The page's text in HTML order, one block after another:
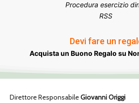
Procedura esercizio
RSS
Devi fare un
Acquista un Buono Regalo su
Direttore ResponsabileGiovanni Origgi